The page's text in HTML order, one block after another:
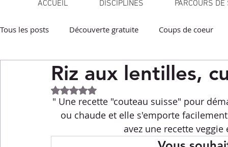
ACCUEIL DISCIPLINES PARCOURS
Tous les posts Découverte gratuite Coups de coeur
Barbecue / Plancha Collations
Facile à réchauffer Family corner IG bas
Riz aux lentilles,
Noté NaN étoiles sur 5.
" Une recette "couteau suisse" pour
ou chaude et elle s'emporte
avez une recette